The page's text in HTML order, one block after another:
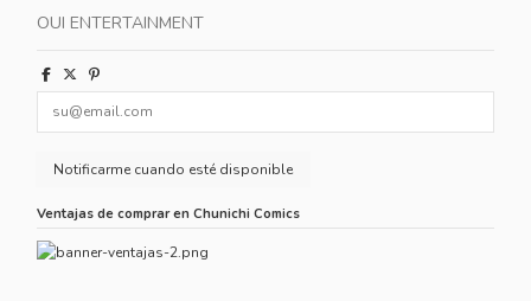
OUI ENTERTAINMENT
Ventajas de comprar en Chunichi Comics